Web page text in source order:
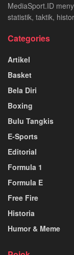
MediaSport.ID
statistik, taktik,
Categories
Artikel
Basket
Bela Diri
Boxing
Bulu Tangkis
E-Sports
Editorial
Formula 1
Formula E
Free Fire
Historia
Humor & Meme